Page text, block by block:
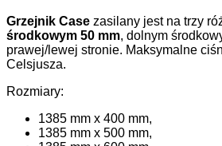
Grzejnik Case zasilany jest na trzy
środkowym 50 mm, dolnym
prawej/lewej stronie. Maksymalne
Celsjusza.
Rozmiary:
1385 mm x 400 mm,
1385 mm x 500 mm,